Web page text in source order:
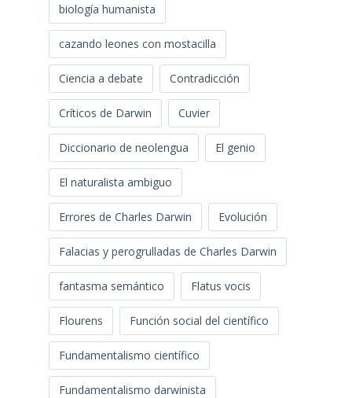
biología humanista
cazando leones con mostacilla
Ciencia a debate Contradicción
Críticos de Darwin Cuvier
Diccionario de neolengua El genio
El naturalista ambiguo
Errores de Charles Darwin Evolución
Falacias y perogrulladas de Charles Darwin
fantasma semántico Flatus vocis
Flourens Función social del científico
Fundamentalismo científico
Fundamentalismo darwinista